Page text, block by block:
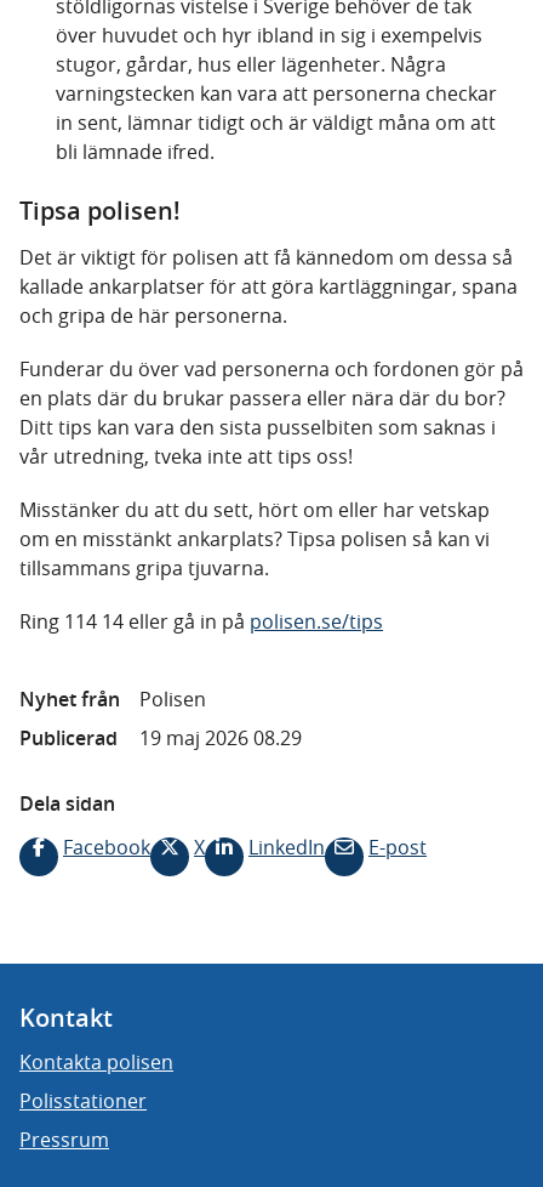
stöldligornas vistelse i Sverige behöver de tak
över huvudet och hyr ibland in sig i exempelvis
stugor, gårdar, hus eller lägenheter. Några
varningstecken kan vara att personerna checkar
in sent, lämnar tidigt och är väldigt måna om att
bli lämnade ifred.
Tipsa polisen!
Det är viktigt för polisen att få kännedom om dessa så
kallade ankarplatser för att göra kartläggningar, spana
och gripa de här personerna.
Funderar du över vad personerna och fordonen gör på
en plats där du brukar passera eller nära där du bor?
Ditt tips kan vara den sista pusselbiten som saknas i
vår utredning, tveka inte att tips oss!
Misstänker du att du sett, hört om eller har vetskap
om en misstänkt ankarplats? Tipsa polisen så kan vi
tillsammans gripa tjuvarna.
Ring 114 14 eller gå in på polisen.se/tips
Nyhet från
Polisen
Publicerad
19 maj 2026 08.29
Dela sidan
Facebook
X LinkedIn E-post
Kontakt
Kontakta polisen
Polisstationer
Pressrum